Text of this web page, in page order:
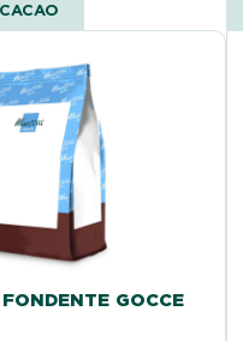
GOCCE